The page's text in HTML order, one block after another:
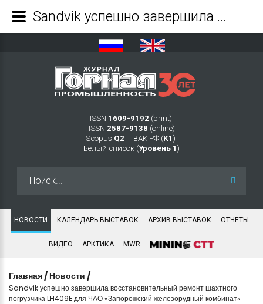
ISSN 1609-9192 (print)
ISSN 2587-9138 (online)
Scopus Q2 Ι ВАК РФ (K1 )
Белый список (Уровень 1 )
НОВОСТИ КАЛЕНДАРЬ ВЫСТАВОК АРХИВ ВЫСТАВОК ОТЧЕТЫ
ВИДЕО АРКТИКА MWR
Главная / Новости /
Sandvik успешно завершила восстановительный ремонт шахтного
погрузчика LH409E для ЧАО «Запорожский железорудный комбинат»
Sandvik успешно завершила восстановительный ремонт шахтного погрузчика LH409E для ЧАО «Запорожский железорудный комбинат» - Журнал Горная промышленность